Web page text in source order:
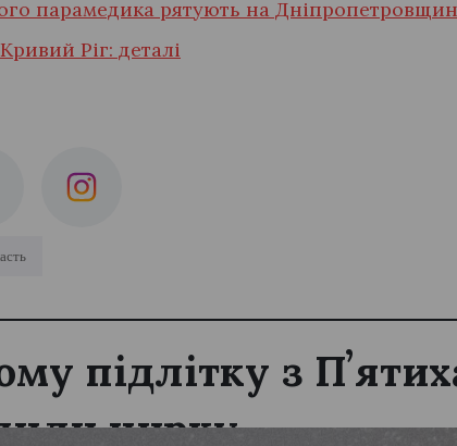
парамедика рятують на
Ріг: деталі
підлітку з
нирку